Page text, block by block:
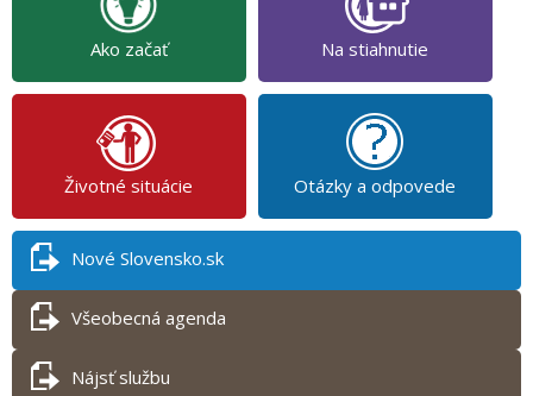
Ako začať Na stiahnutie
Životné situácie Otázky a odpovede
Nové Slovensko.sk
Všeobecná agenda
Nájsť službu